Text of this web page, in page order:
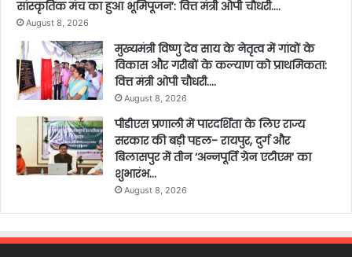
सांस्कृतिक मंच का हुआ भूमिपूजन’: वित्त मंत्री ओपी चौधरी….
August 8, 2026
मुख्यमंत्री विष्णु देव साय के नेतृत्व में गांवों के
विकास और गरीबों के कल्याण को प्राथमिकता:
वित्त मंत्री ओपी चौधरी….
August 8, 2026
पीडीएस प्रणाली में पारदर्शिता के लिए राज्य
सरकार की बड़ी पहल- रायपुर, दुर्ग और
बिलासपुर में तीन ‘अन्नपूर्ति ग्रेन एटीएम‘ का
शुभारंभ…
August 8, 2026